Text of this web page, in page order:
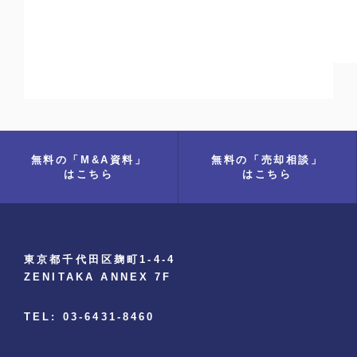
無料の「M&A資料」
はこちら
無料の「売却相談」
はこちら
東京都千代田区麹町1-4-4
ZENITAKA ANNEX 7F
TEL: 03-6431-8460